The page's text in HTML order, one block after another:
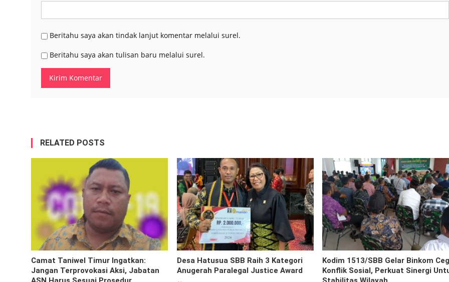
Beritahu saya akan tindak lanjut komentar melalui surel.
Beritahu saya akan tulisan baru melalui surel.
RELATED POSTS
Camat Taniwel Timur Ingatkan:
Jangan Terprovokasi Aksi, Jabatan
Desa Hatusua SBB Raih 3 Kategori
Anugerah Paralegal Justice Award
Kodim 1513/SBB Gelar Binkom
Konflik Sosial, Perkuat Sinergi